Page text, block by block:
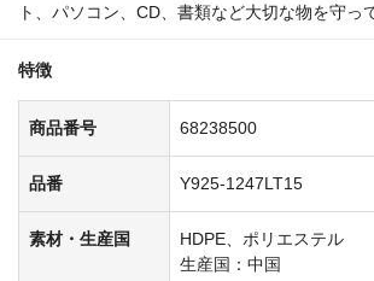
ト、パソコン、CD、書類など大切な物を守っ
特徴
商品番号 68238500
品番 Y925-1247LT15
素材・生産国
HDPE、ポリエステル
生産国：中国